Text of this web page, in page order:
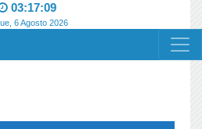
03:17:09
6 Agosto 2026